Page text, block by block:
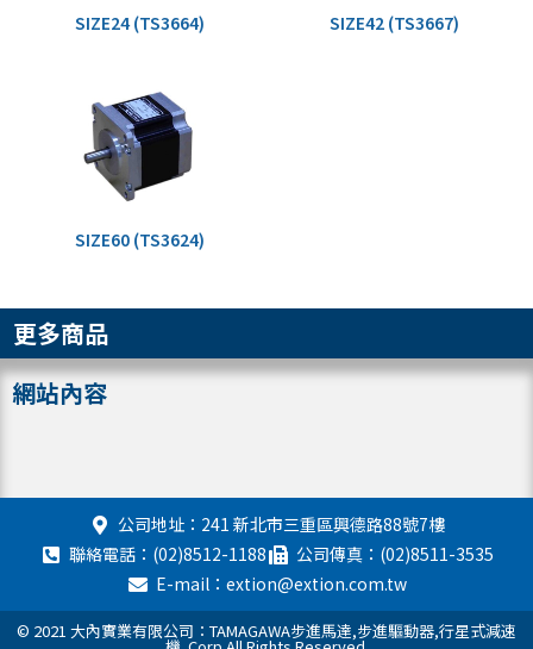
SIZE24 (TS3664) SIZE42 (TS3667)
SIZE60 (TS3624)
更多商品
網站內容
公司地址：241 新北市三重區興德路88號7樓
聯絡電話：(02)8512-1188
公司傳真：(02)8511-3535
E-mail：extion@extion.com.tw
© 2021 大內實業有限公司：TAMAGAWA步進馬達,步進驅動器,行星式減速